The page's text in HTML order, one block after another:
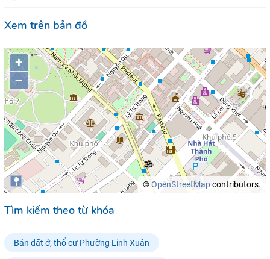
Xem trên bản đồ
+
–
©OpenStreetMapcontributors.
Tìm kiếm theo từ khóa
Bán đất ở, thổ cư Phường Linh Xuân